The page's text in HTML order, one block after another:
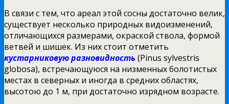
В связи с тем, что ареал этой сосны достаточно велик,
существует несколько природных видоизменений,
отличающихся размерами, окраской ствола, формой
ветвей и шишек. Из них стоит отметить
кустарниковую разновидность (Pinus sylvestris
globosa), встречающуюся на низменных болотистых
местах в северных и иногда в средних областях,
высотою до 1 м, при достаточно изрядном возрасте.